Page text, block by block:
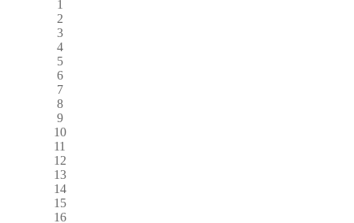
1
2
3
4
5
6
7
8
9
10
11
12
13
14
15
16